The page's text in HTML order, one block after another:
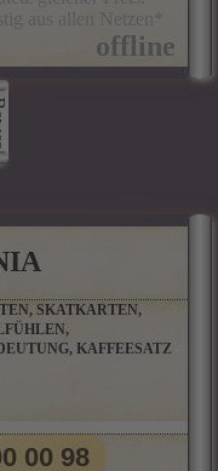
SKATKARTEN,
KAFFEESATZ
00 98